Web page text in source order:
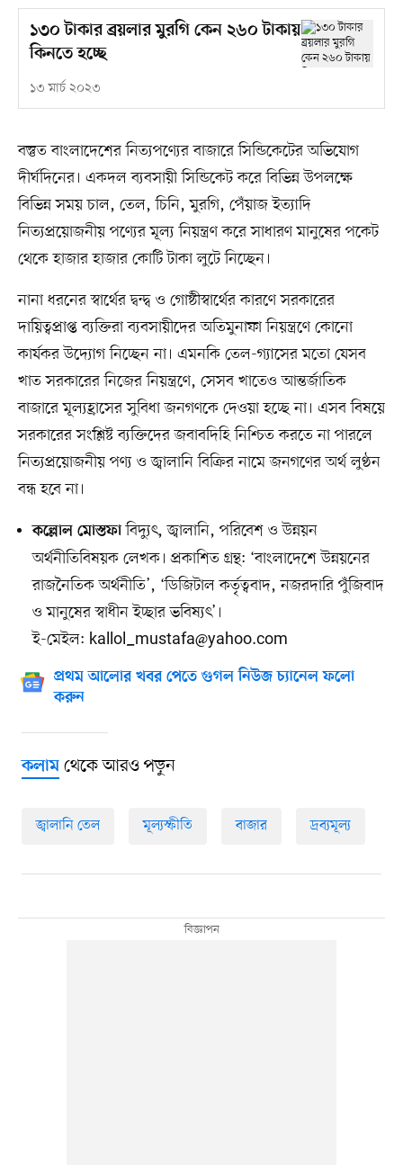
১৩০ টাকার ব্রয়লার মুরগি কেন ২৬০ টাকায়
কিনতে হচ্ছে
১৩ মার্চ ২০২৩
বস্তুত বাংলাদেশের নিত্যপণ্যের বাজারে সিন্ডিকেটের অভিযোগ
দীর্ঘদিনের। একদল ব্যবসায়ী সিন্ডিকেট করে বিভিন্ন উপলক্ষে
বিভিন্ন সময় চাল, তেল, চিনি, মুরগি, পেঁয়াজ ইত্যাদি
নিত্যপ্রয়োজনীয় পণ্যের মূল্য নিয়ন্ত্রণ করে সাধারণ মানুষের পকেট
থেকে হাজার হাজার কোটি টাকা লুটে নিচ্ছেন।
নানা ধরনের স্বার্থের দ্বন্দ্ব ও গোষ্ঠীস্বার্থের কারণে সরকারের
দায়িত্বপ্রাপ্ত ব্যক্তিরা ব্যবসায়ীদের অতিমুনাফা নিয়ন্ত্রণে কোনো
কার্যকর উদ্যোগ নিচ্ছেন না। এমনকি তেল-গ্যাসের মতো যেসব
খাত সরকারের নিজের নিয়ন্ত্রণে, সেসব খাতেও আন্তর্জাতিক
বাজারে মূল্যহ্রাসের সুবিধা জনগণকে দেওয়া হচ্ছে না। এসব বিষয়ে
সরকারের সংশ্লিষ্ট ব্যক্তিদের জবাবদিহি নিশ্চিত করতে না পারলে
নিত্যপ্রয়োজনীয় পণ্য ও জ্বালানি বিক্রির নামে জনগণের অর্থ লুণ্ঠন
বন্ধ হবে না।
কল্লোল মোস্তফাবিদ্যুৎ, জ্বালানি, পরিবেশ ও উন্নয়ন
অর্থনীতিবিষয়ক লেখক। প্রকাশিত গ্রন্থ: ‘বাংলাদেশে উন্নয়নের
রাজনৈতিক অর্থনীতি’, ‘ডিজিটাল কর্তৃত্ববাদ, নজরদারি পুঁজিবাদ
ও মানুষের স্বাধীন ইচ্ছার ভবিষ্যৎ’।
ই-মেইল: kallol_mustafa@yahoo.com
প্রথম আলোর খবর পেতে গুগল নিউজ চ্যানেল ফলো
করুন
কলামথেকে আরও পড়ুন
জ্বালানি তেল মূল্যস্ফীতি বাজার দ্রব্যমূল্য